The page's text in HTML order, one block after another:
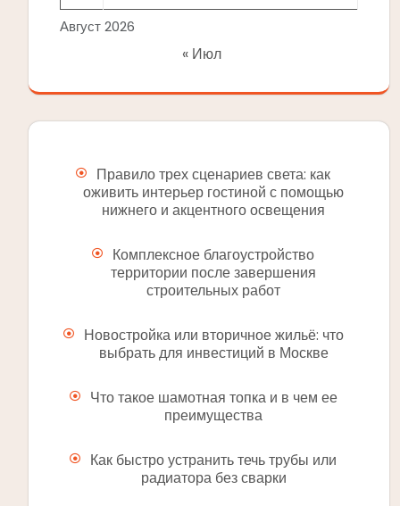
Август 2026
« Июл
Правило трех сценариев света: как
оживить интерьер гостиной с помощью
нижнего и акцентного освещения
Комплексное благоустройство
территории после завершения
строительных работ
Новостройка или вторичное жильё: что
выбрать для инвестиций в Москве
Что такое шамотная топка и в чем ее
преимущества
Как быстро устранить течь трубы или
радиатора без сварки